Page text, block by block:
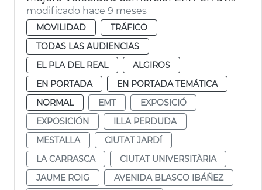
modificado hace 9 meses
MOVILIDAD
TRÁFICO
TODAS LAS AUDIENCIAS
EL PLA DEL REAL
ALGIROS
EN PORTADA
EN PORTADA TEMÁTICA
NORMAL
EMT
EXPOSICIÓ
EXPOSICIÓN
ILLA PERDUDA
MESTALLA
CIUTAT JARDÍ
LA CARRASCA
CIUTAT UNIVERSITÀRIA
JAUME ROIG
AVENIDA BLASCO IBÁÑEZ